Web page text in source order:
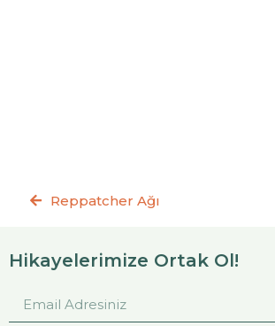
Reppatcher Ağı
Hikayelerimize Ortak Ol!